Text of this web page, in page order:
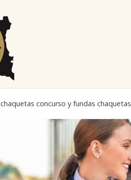
chaquetas concurso y fundas chaquetas